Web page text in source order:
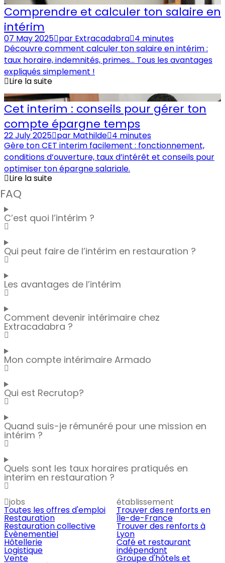
Comprendre et calculer ton salaire en
intérim
07 May 2025 par Extracadabra 4 minutes
Découvre comment calculer ton salaire en intérim :
taux horaire, indemnités, primes… Tous les avantages
expliqués simplement !
Lire la suite
Cet interim : conseils pour gérer ton
compte épargne temps
22 July 2025 par Mathilde 4 minutes
Gère ton CET interim facilement : fonctionnement,
conditions d’ouverture, taux d’intérêt et conseils pour
optimiser ton épargne salariale.
Lire la suite
FAQ
C’est quoi l’intérim ?
Qui peut faire de l’intérim en restauration ?
Les avantages de l’intérim
Comment devenir intérimaire chez
Extracadabra ?
Mon compte intérimaire Armado
Qui est Recrutop?
Quand suis-je rémunéré pour une mission en
intérim ?
Quels sont les taux horaires pratiqués en
interim en restauration ?
jobs
Toutes les offres d'emploi
Restauration
Restauration collective
Évènementiel
Hôtellerie
Logistique
Vente
établissement
Trouver des renforts en
Île-de-France
Trouver des renforts à
Lyon
Café et restaurant
indépendant
Groupe d'hôtels et